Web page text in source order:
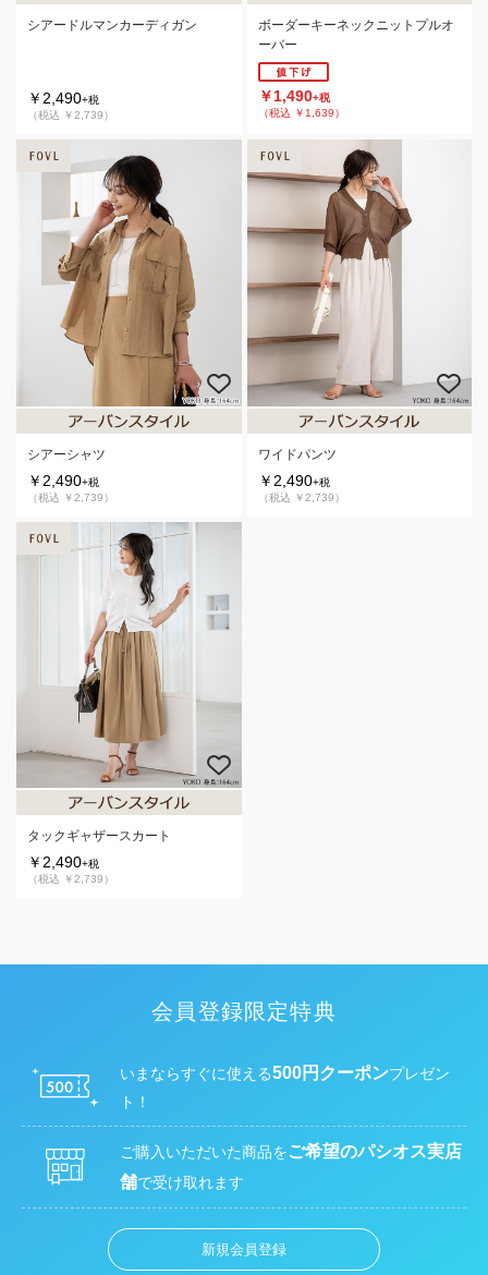
シアードルマンカーディガン
￥2,490+税
（税込 ￥2,739）
ボーダーキーネックニットプルオ
ーバー
￥1,490+税
（税込 ￥1,639）
シアーシャツ
￥2,490+税
（税込 ￥2,739）
ワイドパンツ
￥2,490+税
（税込 ￥2,739）
タックギャザースカート
￥2,490+税
（税込 ￥2,739）
会員登録限定特典
いまならすぐに使える500円クーポンプレゼン
ト！
ご購入いただいた商品をご希望のパシオス実店
舗で受け取れます
新規会員登録